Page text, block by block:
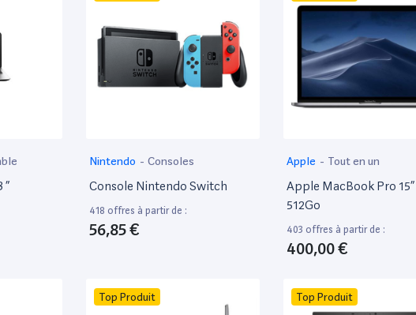
”
Nintendo - Consoles
Console Nintendo Switch
418 offres à partir de :
56,85 €
Apple - Tout en un
Apple MacBook Pro
512Go
403 offres à partir de :
400,00 €
Top Produit Top Produit